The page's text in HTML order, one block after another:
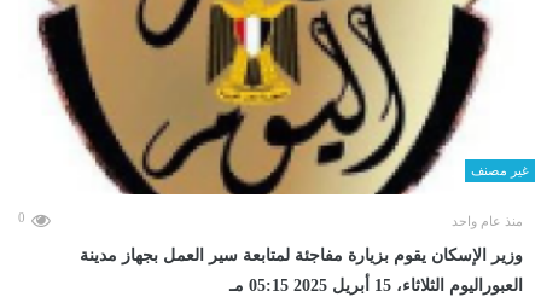
غير مصنف
منذ عام واحد 0
وزير الإسكان يقوم بزيارة مفاجئة لمتابعة سير العمل بجهاز مدينة
العبوراليوم الثلاثاء، 15 أبريل 2025 05:15 مـ